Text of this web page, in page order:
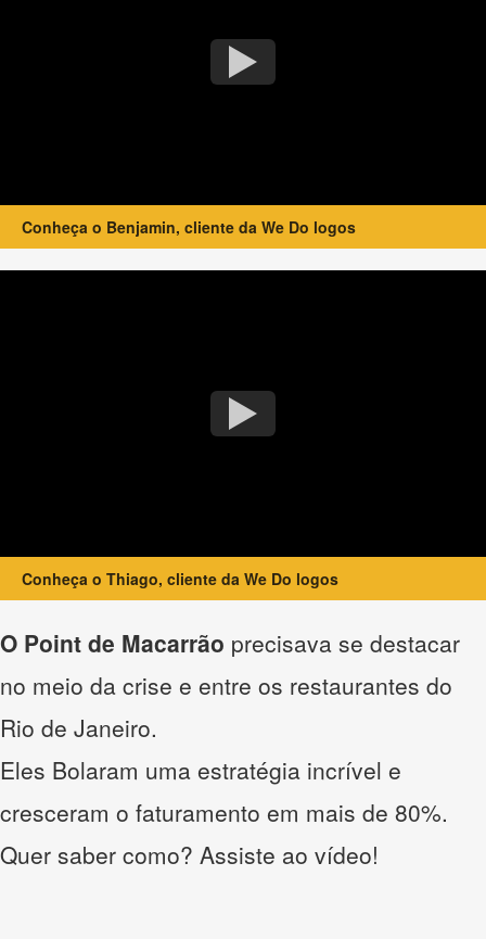
Conheça o Benjamin, cliente da We Do logos
Conheça o Thiago, cliente da We Do logos
O Point de Macarrão precisava se destacar
no meio da crise e entre os restaurantes do
Rio de Janeiro.
Eles Bolaram uma estratégia incrível e
cresceram o faturamento em mais de 80%.
Quer saber como? Assiste ao vídeo!